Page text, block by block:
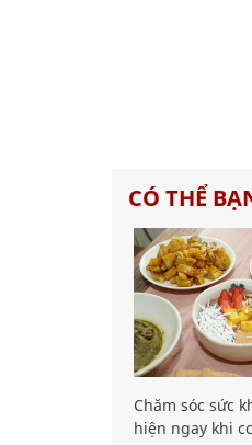
CÓ THỂ
Chăm sóc sức
hiện ngay khi